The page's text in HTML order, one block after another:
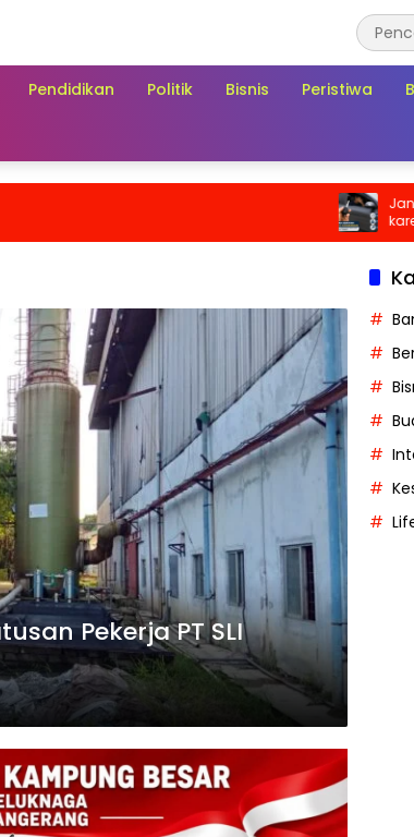
Pendidikan Politik Bisnis Peristiwa
Jangan
karena
Biaya di
Pekerja PT SLI